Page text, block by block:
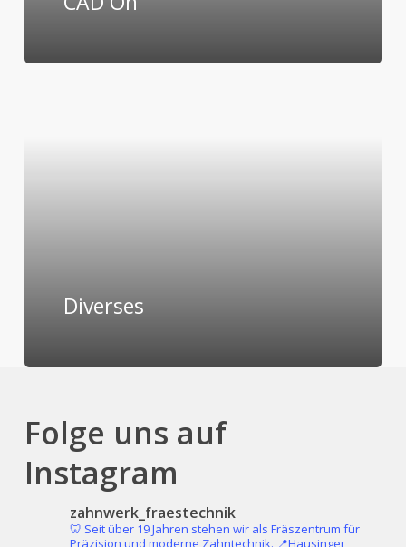
Diverses
Folge uns auf
Instagram
zahnwerk_fraestechnik
🦷 Seit über 19 Jahren stehen wir als Fräszentrum für
Präzision und moderne Zahntechnik. 📍Hausinger